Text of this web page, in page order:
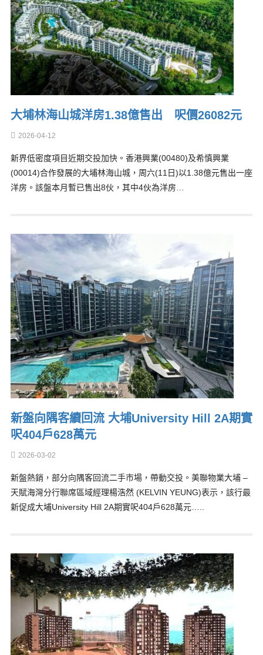
大埔林海山城洋房1.38億售出 呎價26082元
2026-04-12
新界低密度項目近期交投加快。香港興業(00480)及希慎興業
(00014)合作發展的大埔林海山城，周六(11日)以1.38億元售出一座
洋房。該盤本月暫已售出8伙，其中4伙為洋房…
新盤向隅客續回流 大埔University Hill 2A期實
呎404戶628萬元
2026-03-02
新盤熱銷，部分向隅客回流二手市場，帶動交投。美聯物業大埔 –
天賦海灣分行聯席區域經理楊浩然 (KELVIN YEUNG)表示，該行最
新促成大埔University Hill 2A期實呎404戶628萬元…..